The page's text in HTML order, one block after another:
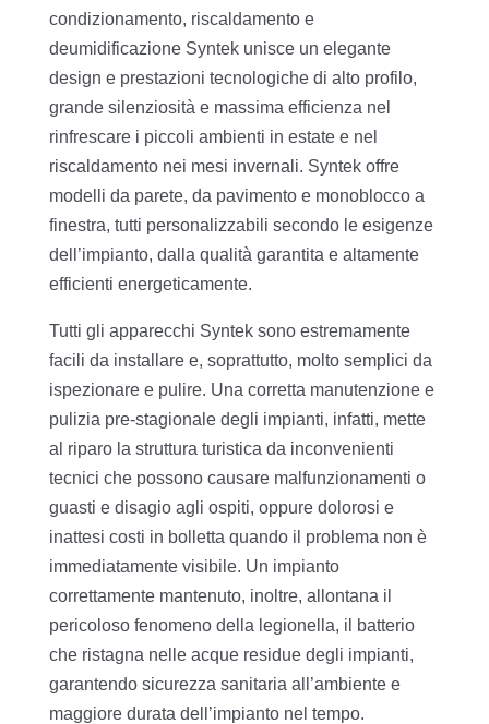
condizionamento, riscaldamento e
deumidificazione Syntek unisce un elegante
design e prestazioni tecnologiche di alto profilo,
grande silenziosità e massima efficienza nel
rinfrescare i piccoli ambienti in estate e nel
riscaldamento nei mesi invernali. Syntek offre
modelli da parete, da pavimento e monoblocco a
finestra, tutti personalizzabili secondo le esigenze
dell’impianto, dalla qualità garantita e altamente
efficienti energeticamente.
Tutti gli apparecchi Syntek sono estremamente
facili da installare e, soprattutto, molto semplici da
ispezionare e pulire. Una corretta manutenzione e
pulizia pre-stagionale degli impianti, infatti, mette
al riparo la struttura turistica da inconvenienti
tecnici che possono causare malfunzionamenti o
guasti e disagio agli ospiti, oppure dolorosi e
inattesi costi in bolletta quando il problema non è
immediatamente visibile. Un impianto
correttamente mantenuto, inoltre, allontana il
pericoloso fenomeno della legionella, il batterio
che ristagna nelle acque residue degli impianti,
garantendo sicurezza sanitaria all’ambiente e
maggiore durata dell’impianto nel tempo.